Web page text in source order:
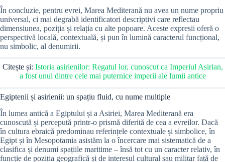
În concluzie, pentru evrei, Marea Mediterană nu avea un nume propriu
universal, ci mai degrabă identificatori descriptivi care reflectau
dimensiunea, poziția și relația cu alte popoare. Aceste expresii oferă o
perspectivă locală, contextuală, și pun în lumină caracterul funcțional,
nu simbolic, al denumirii.
Citește și: Istoria asirienilor: Regatul lor, cunoscut ca Imperiul Asirian,
a fost unul dintre cele mai puternice imperii ale lumii antice
Egiptenii și asirienii: un spațiu fluid, cu nume multiple
În lumea antică a Egiptului și a Asiriei, Marea Mediterană era
cunoscută și percepută printr-o prismă diferită de cea a evreilor. Dacă
în cultura ebraică predominau referințele contextuale și simbolice, în
Egipt și în Mesopotamia asistăm la o încercare mai sistematică de a
clasifica și denumi spațiile maritime – însă tot cu un caracter relativ, în
funcție de poziția geografică și de interesul cultural sau militar față de